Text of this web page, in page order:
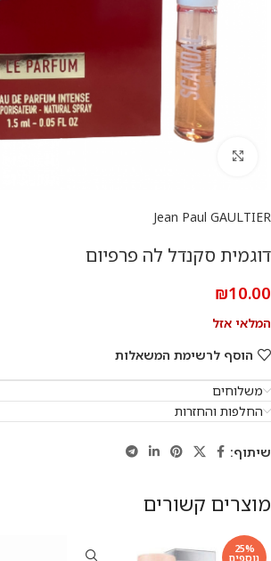
Jean Paul GAULTIER
דוגמית סקנדל לה פרפיום
₪10.00
המלאי אזל
הוסף לרשימת המשאלות
משלוחים
החלפות והחזרות
שיתוף:
מוצרים קשורים
25%
נוספים